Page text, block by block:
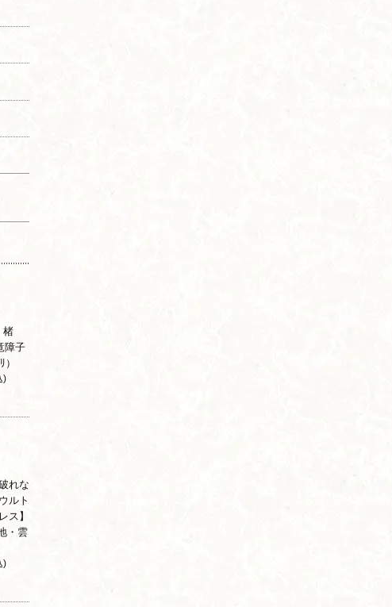
障子
)
れな
ルト
ス】
・雲
)